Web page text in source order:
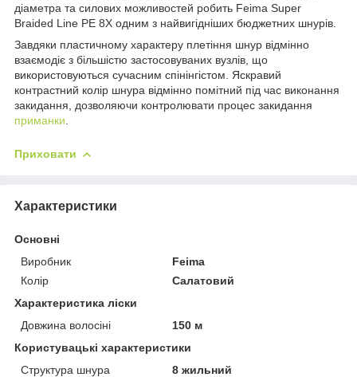
діаметра та силових можливостей робить Feima Super
Braided Line PE 8X одним з найвигідніших бюджетних шнурів.
Завдяки пластичному характеру плетіння шнур відмінно
взаємодіє з більшістю застосовуваних вузлів, що
використовуються сучасним спінінгістом. Яскравий
контрастний колір шнура відмінно помітний під час виконання
закидання, дозволяючи контролювати процес закидання
приманки
Приховати
Характеристики
Основні
Виробник
Feima
Колір
Салатовий
Характеристика ліски
Довжина волосіні
150 м
Користувацькі характеристики
Структура шнура
8 жильний